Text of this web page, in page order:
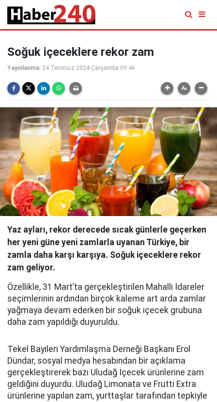
Soğuk içeceklere rekor zam
Yayınlanma: 24 Temmuz 2024 Çarşamba 09:46
Yaz ayları, rekor derecede sıcak günlerle geçerken
her yeni güne yeni zamlarla uyanan Türkiye, bir
zamla daha karşı karşıya. Soğuk içeceklere rekor
zam geliyor.
Özellikle, 31 Mart’ta gerçekleştirilen Mahalli İdareler
seçimlerinin ardından birçok kaleme art arda zamlar
yağmaya devam ederken bir soğuk içecek grubuna
daha zam yapıldığı duyuruldu.
Tekel Bayileri Yardımlaşma Derneği Başkanı Erol
Dündar, sosyal medya hesabından bir açıklama
gerçekleştirerek bazı Uludağ İçecek ürünlerine zam
geldiğini duyurdu. Uludağ Limonata ve Frutti Extra
ürünlerine yapılan zam, yurttaşlar tarafından tepkiyle